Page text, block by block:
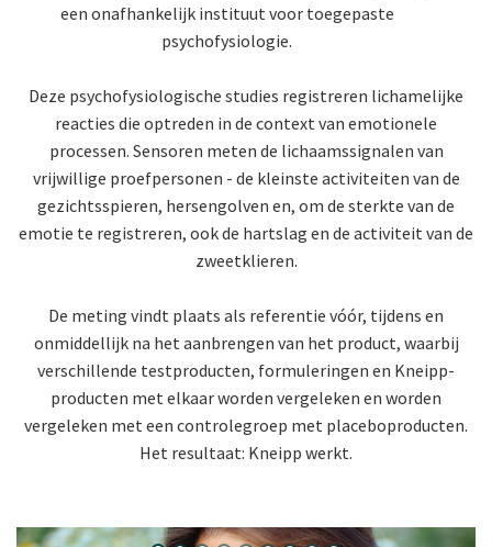
een onafhankelijk instituut voor toegepaste
psychofysiologie.
Deze psychofysiologische studies registreren lichamelijke
reacties die optreden in de context van emotionele
processen. Sensoren meten de lichaamssignalen van
vrijwillige proefpersonen - de kleinste activiteiten van de
gezichtsspieren, hersengolven en, om de sterkte van de
emotie te registreren, ook de hartslag en de activiteit van de
zweetklieren.
De meting vindt plaats als referentie vóór, tijdens en
onmiddellijk na het aanbrengen van het product, waarbij
verschillende testproducten, formuleringen en Kneipp-
producten met elkaar worden vergeleken en worden
vergeleken met een controlegroep met placeboproducten.
Het resultaat: Kneipp werkt.